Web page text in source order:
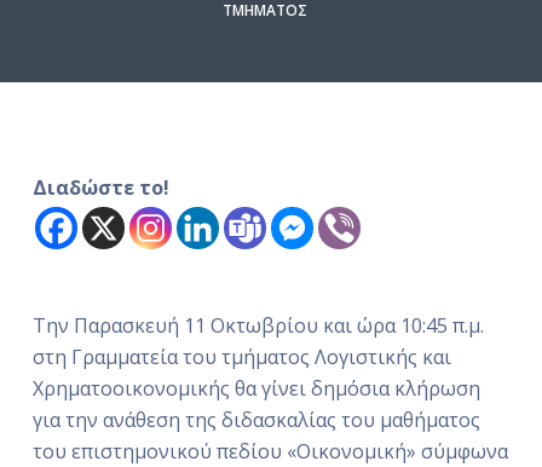
ΤΜΉΜΑΤΟΣ
Διαδώστε το!
Την Παρασκευή 11 Οκτωβρίου και ώρα 10:45 π.μ.
στη Γραμματεία του τμήματος Λογιστικής και
Χρηματοοικονομικής θα γίνει δημόσια κλήρωση
για την ανάθεση της διδασκαλίας του μαθήματος
του επιστημονικού πεδίου «Οικονομική» σύμφωνα